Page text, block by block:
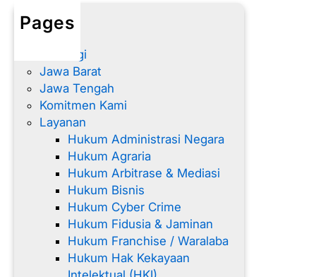
Pages
Home
Hubungi
Jawa Barat
Jawa Tengah
Komitmen Kami
Layanan
Hukum Administrasi Negara
Hukum Agraria
Hukum Arbitrase & Mediasi
Hukum Bisnis
Hukum Cyber Crime
Hukum Fidusia & Jaminan
Hukum Franchise / Waralaba
Hukum Hak Kekayaan